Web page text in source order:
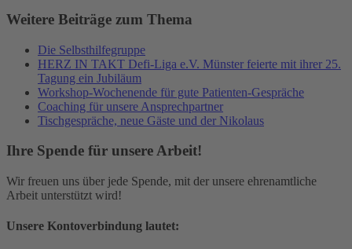
Weitere Beiträge zum Thema
Die Selbsthilfegruppe
HERZ IN TAKT Defi-Liga e.V. Münster feierte mit ihrer 25.
Tagung ein Jubiläum
Workshop-Wochenende für gute Patienten-Gespräche
Coaching für unsere Ansprechpartner
Tischgespräche, neue Gäste und der Nikolaus
Ihre Spende für unsere Arbeit!
Wir freuen uns über jede Spende, mit der unsere ehrenamtliche
Arbeit unterstützt wird!
Unsere Kontoverbindung lautet: